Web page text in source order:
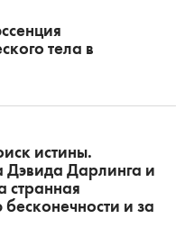
тела в
истины.
Дэвида Дарлинга и
странная
и за